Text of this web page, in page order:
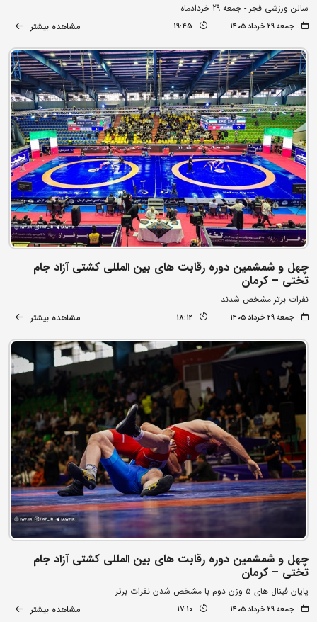
سالن ورزشی فجر - جمعه 29 خردادماه
جمعه ۲۹ خرداد ۱۴۰۵ 19:45 مشاهده بیشتر
چهل و شمشمین دوره رقابت های بین المللی کشتی آزاد جام
تختی – کرمان
نفرات برتر مشخص شدند
جمعه ۲۹ خرداد ۱۴۰۵ 18:12 مشاهده بیشتر
چهل و شمشمین دوره رقابت های بین المللی کشتی آزاد جام
تختی – کرمان
پایان فینال های ۵ وزن دوم با مشخص شدن نفرات برتر
جمعه ۲۹ خرداد ۱۴۰۵ 17:10 مشاهده بیشتر